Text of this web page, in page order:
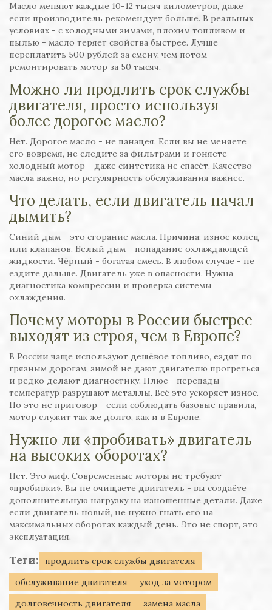
Масло меняют каждые 10-12 тысяч километров, даже
если производитель рекомендует больше. В реальных
условиях - с холодными зимами, плохим топливом и
пылью - масло теряет свойства быстрее. Лучше
переплатить 500 рублей за смену, чем потом
ремонтировать мотор за 50 тысяч.
Можно ли продлить срок службы
двигателя, просто используя
более дорогое масло?
Нет. Дорогое масло - не панацея. Если вы не меняете
его вовремя, не следите за фильтрами и гоняете
холодный мотор - даже синтетика не спасёт. Качество
масла важно, но регулярность обслуживания важнее.
Что делать, если двигатель начал
дымить?
Синий дым - это сгорание масла. Причина: износ колец
или клапанов. Белый дым - попадание охлаждающей
жидкости. Чёрный - богатая смесь. В любом случае - не
ездите дальше. Двигатель уже в опасности. Нужна
диагностика компрессии и проверка системы
охлаждения.
Почему моторы в России быстрее
выходят из строя, чем в Европе?
В России чаще используют дешёвое топливо, ездят по
грязным дорогам, зимой не дают двигателю прогреться
и редко делают диагностику. Плюс - перепады
температур разрушают металлы. Всё это ускоряет износ.
Но это не приговор - если соблюдать базовые правила,
мотор служит так же долго, как и в Европе.
Нужно ли «пробивать» двигатель
на высоких оборотах?
Нет. Это миф. Современные моторы не требуют
«пробивки». Вы не очищаете двигатель - вы создаёте
дополнительную нагрузку на изношенные детали. Даже
если двигатель новый, не нужно гнать его на
максимальных оборотах каждый день. Это не спорт, это
эксплуатация.
Теги:
продлить срок службы двигателя
обслуживание двигателя
уход за мотором
долговечность двигателя
замена масла